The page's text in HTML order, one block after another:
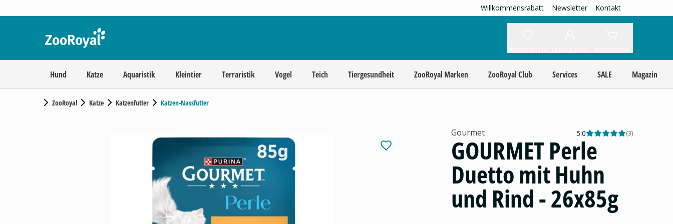
Willkommensrabatt Newsletter Kontakt
Hund Katze Aquaristik Kleintier Terraristik Vogel Teich Tiergesundheit ZooRoyal Marken ZooRoyal Club Services SALE Magazin
ZooRoyal Katze Katzenfutter Katzen-Nassfutter
Gourmet 5.0 (3)
GOURMET Perle
Duetto mit Huhn
und Rind - 26x85g